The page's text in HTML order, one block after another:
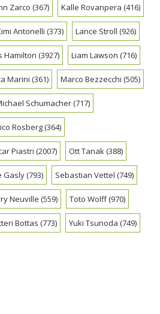
Zarco (367) Kalle Rovanpera (416)
Antonelli (373) Lance Stroll (926)
Hamilton (3927) Liam Lawson (716)
Marini (361) Marco Bezzecchi (505)
Schumacher(717)
Rosberg(364)
Piastri (2007) Ott Tanak (388)
Gasly(793) Sebastian Vettel (749)
Neuville (559) Toto Wolff(970)
Bottas (773) Yuki Tsunoda (749)